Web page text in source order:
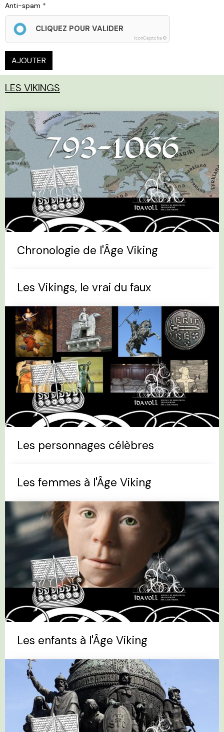
Anti-spam
CLIQUEZ POUR VALIDER
IconCaptcha ©
AJOUTER
LES VIKINGS
Chronologie de l'Âge Viking
Les Vikings, le vrai du faux
Les personnages célèbres
Les femmes à l'Âge Viking
Les enfants à l'Âge Viking